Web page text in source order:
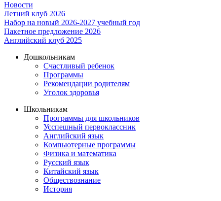
Новости
Летний клуб 2026
Набор на новый 2026-2027 учебный год
Пакетное предложение 2026
Английский клуб 2025
Дошкольникам
Счастливый ребенок
Программы
Рекомендации родителям
Уголок здоровья
Школьникам
Программы для школьников
Усспешный первоклассник
Английский язык
Компьютерные программы
Физика и математика
Русский язык
Китайский язык
Обществознание
История